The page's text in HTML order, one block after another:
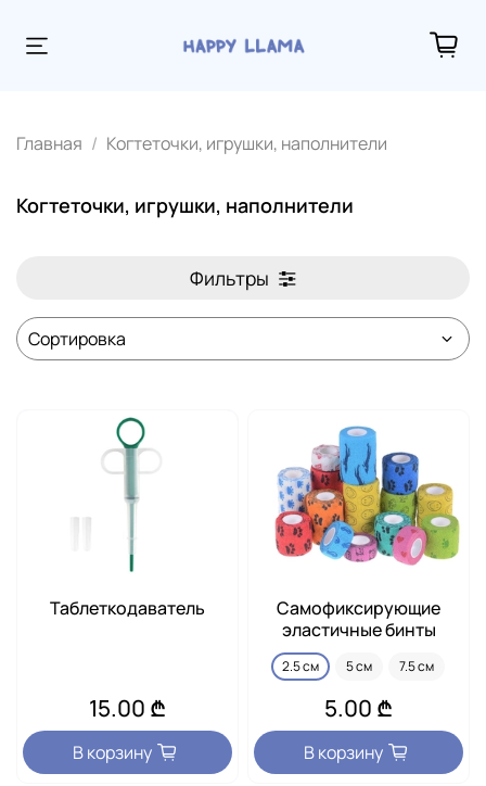
Главная Когтеточки, игрушки, наполнители
Когтеточки, игрушки, наполнители
Фильтры
Таблеткодаватель
15.00 ₾
В корзину
Самофиксирующие
эластичные бинты
2.5 см 5 см 7.5 см
5.00 ₾
В корзину